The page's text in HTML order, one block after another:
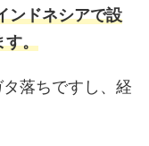
ンドネシアで設
す。
落ちですし、経